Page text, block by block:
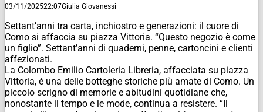
03/11/202522:07Giulia Giovanessi
Settant’anni tra carta, inchiostro e generazioni: il cuore di
Como si affaccia su piazza Vittoria. “Questo negozio è come
un figlio”. Settant’anni di quaderni, penne, cartoncini e clienti
affezionati.
La Colombo Emilio Cartoleria Libreria, affacciata su piazza
Vittoria, è una delle botteghe storiche più amate di Como. Un
piccolo scrigno di memorie e abitudini quotidiane che,
nonostante il tempo e le mode, continua a resistere. “Il